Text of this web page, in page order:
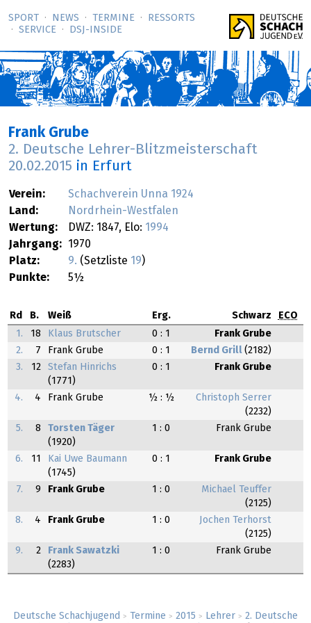
SPORT NEWS TERMINE
RESSORTS
SERVICE
DSJ-­INSIDE
Deutsche Schachjugend > Termine > 2015 > Lehrer > 2. Deutsche
Frank Grube
2. Deutsche Lehrer-Blitzmeisterschaft
20.02.2015 in Erfurt
Verein:
Schachverein Unna 1924
Land:
Nordrhein-Westfalen
Wertung:
DWZ: 1847, Elo: 1994
Jahrgang:
1970
Platz:
9. (Setzliste 19)
Punkte:
5½
Rd B. Weiß Erg. Schwarz
ECO
1.
18 Klaus Brutscher 0 : 1
Frank Grube
2.
7 Frank Grube 0 : 1 Bernd Grill (2182)
3.
12
Stefan Hinrichs
(1771)
0 : 1 Frank Grube
4. 4 Frank Grube ½ : ½
Christoph Serrer
(2232)
5.
8
Torsten Täger
(1920)
1 : 0 Frank Grube
6. 11
Kai Uwe Baumann
(1745)
0 : 1 Frank Grube
7. 9 Frank Grube 1 : 0
Michael Teuffer
(2125)
8.
4 Frank Grube 1 : 0
Jochen Terhorst
(2125)
9.
2
Frank Sawatzki
(2283)
1 : 0 Frank Grube